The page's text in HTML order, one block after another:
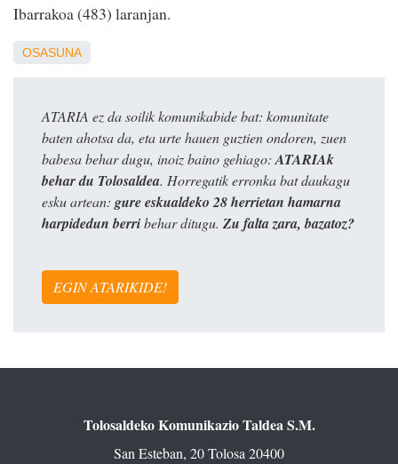
Ibarrakoa (483) laranjan.
OSASUNA
ATARIA ez da soilik komunikabide bat: komunitate
baten ahotsa da, eta urte hauen guztien ondoren, zuen
babesa behar dugu, inoiz baino gehiago: ATARIAk
behar du Tolosaldea. Horregatik erronka bat daukagu
esku artean: gure eskualdeko 28 herrietan hamarna
harpidedun berribehar ditugu. Zu falta zara, bazatoz?
EGIN ATARIKIDE!
Tolosaldeko Komunikazio Taldea S.M.
San Esteban, 20 Tolosa 20400